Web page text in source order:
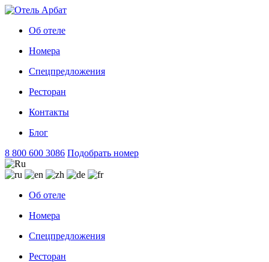
Об отеле
Номера
Спецпредложения
Ресторан
Контакты
Блог
8 800 600 3086 Подобрать номер
Об отеле
Номера
Спецпредложения
Ресторан